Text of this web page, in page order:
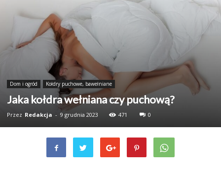
Dom i ogród Kołdry puchowe, bawełniane
Jaka kołdra wełniana czy puchową?
Przez Redakcja - 9 grudnia 2023 471 0